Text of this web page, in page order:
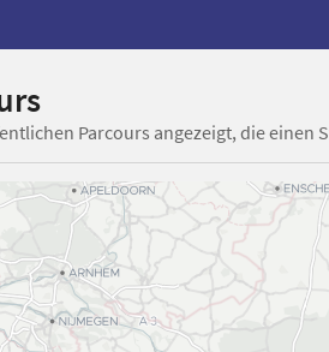
Parcours angezeigt, die einen